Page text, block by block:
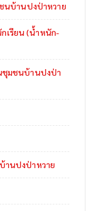
ชนบ้านปงป่าหวาย
เรียน (น้ำหนัก-
ชุมชนบ้านปงป่า
านปงป่าหวาย